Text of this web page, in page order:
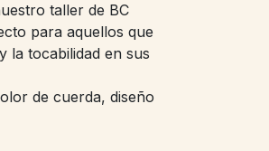
taller de BC
para aquellos que
la tocabilidad en sus
de cuerda, diseño